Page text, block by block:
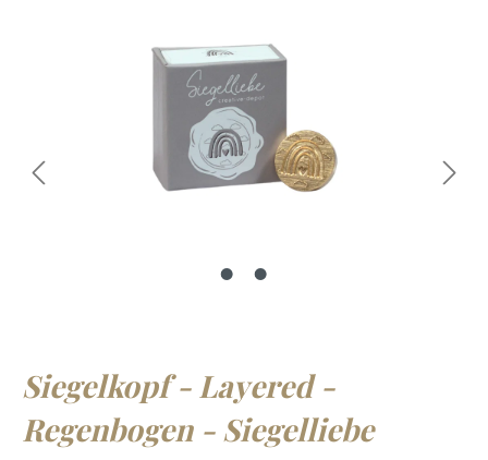
Siegelkopf - Layered -
Regenbogen - Siegelliebe